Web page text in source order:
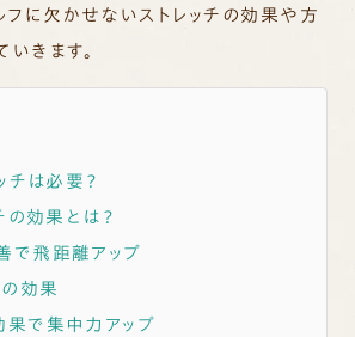
フに欠かせないストレッチの効果や方
きます。
チは必要？
の効果とは？
で飛距離アップ
効果
果で集中力アップ